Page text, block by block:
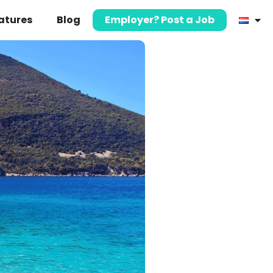
Blog Employer? Post a Job